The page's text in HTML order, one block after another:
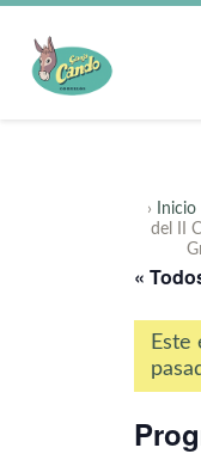
› Inicio
del II
«
Este